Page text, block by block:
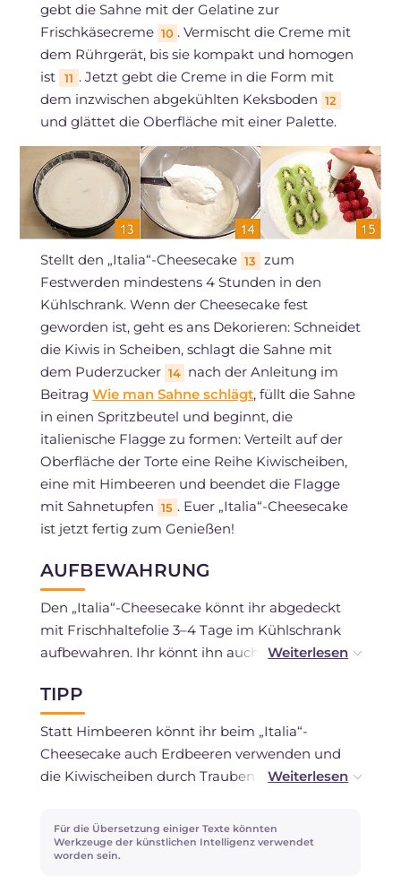
gebt die Sahne mit der Gelatine zur
Frischkäsecreme 10 . Vermischt die Creme mit
dem Rührgerät, bis sie kompakt und homogen
ist
11 . Jetzt gebt die Creme in die Form mit
dem inzwischen abgekühlten Keksboden 12
und glättet die Oberfläche mit einer Palette.
Stellt den „Italia“-Cheesecake 13
zum
Festwerden mindestens 4 Stunden in den
Kühlschrank. Wenn der Cheesecake fest
geworden ist, geht es ans Dekorieren: Schneidet
die Kiwis in Scheiben, schlagt die Sahne mit
dem Puderzucker 14 nach der Anleitung im
Beitrag Wie man Sahne schlägt, füllt die Sahne
in einen Spritzbeutel und beginnt, die
italienische Flagge zu formen: Verteilt auf der
Oberfläche der Torte eine Reihe Kiwischeiben,
eine mit Himbeeren und beendet die Flagge
mit Sahnetupfen 15 . Euer „Italia“-Cheesecake
ist jetzt fertig zum Genießen!
AUFBEWAHRUNG
Den „Italia“-Cheesecake könnt ihr abgedeckt
mit Frischhaltefolie 3–4 Tage im Kühlschrank
aufbewahren. Ihr könnt ihn auch einfrieren, am
Gefrierbehältern. Taut den Cheesecake dann
bei Bedarf im Kühlschrank auf.
TIPP
Statt Himbeeren könnt ihr beim „Italia“-
Cheesecake auch Erdbeeren verwenden und
die Kiwischeiben durch Trauben ersetzen. Viel
saisonalem Obst!
Für die Übersetzung einiger Texte könnten
Werkzeuge der künstlichen Intelligenz verwendet
worden sein.